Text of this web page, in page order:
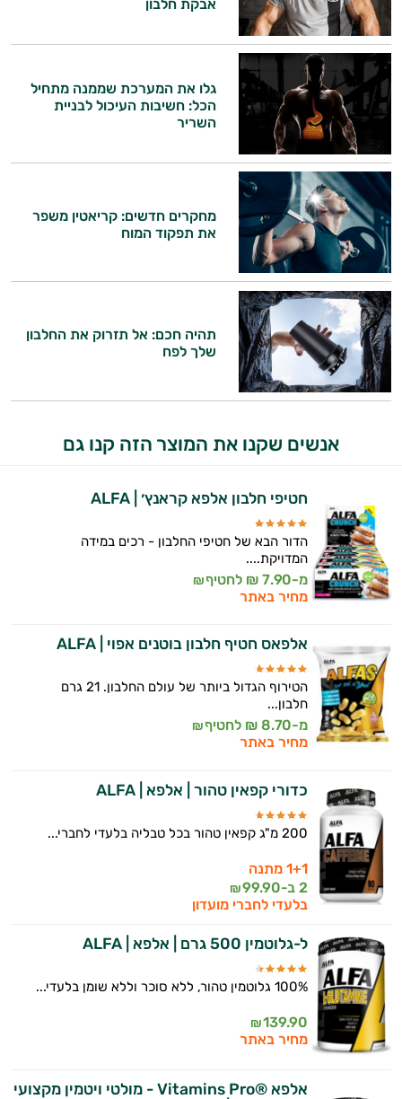
אבקת חלבון
גלו את המערכת שממנה מתחיל
הכל: חשיבות העיכול לבניית
השריר
מחקרים חדשים: קריאטין משפר
את תפקוד המוח
תהיה חכם: אל תזרוק את החלבון
שלך לפח
אנשים שקנו את המוצר הזה קנו גם
חטיפי חלבון אלפא קראנץ׳ | ALFA
הדור הבא של חטיפי החלבון - רכים במידה
המדויקת....
מ-7.90 ₪ לחטיף ₪
מחיר באתר
אלפאס חטיף חלבון בוטנים אפוי | ALFA
הטירוף הגדול ביותר של עולם החלבון. 21 גרם
חלבון...
מ-8.70 ₪ לחטיף ₪
מחיר באתר
כדורי קפאין טהור | אלפא | ALFA
200 מ"ג קפאין טהור בכל טבליה בלעדי לחברי...
1+1 מתנה
2 ב-
99.90
₪
בלעדי לחברי מועדון
ל-גלוטמין 500 גרם | אלפא | ALFA
100% גלוטמין טהור, ללא סוכר וללא שומן בלעדי...
139.90
₪
מחיר באתר
אלפא ®Vitamins Pro - מולטי ויטמין מקצועי
היי,
אני יועץ הבריאות האישי AI של טבע בריא.
התשובות שלי מבוססות על מאגרי מידע קליניים
וספרות מקצועית בתחומי הרפואה הטבעית
ותזונת הספורט.
אני כאן כדי לעזור לך להתאים את תוספי
התזונה ומוצרי הבריאות המדויקים למטרות
ולמצב הגופני שלך, ולהסביר לך אילו רכיבים
יום וגם בתחום הכושר והספורט.
אישיות מבוססות מדעית.
זה הזמן להתחיל. איך אוכל לעזור?